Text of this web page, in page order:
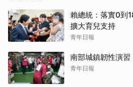
賴總統：落實0到
擴大育兒支持
青年日報
南部城鎮韌性演
青年日報